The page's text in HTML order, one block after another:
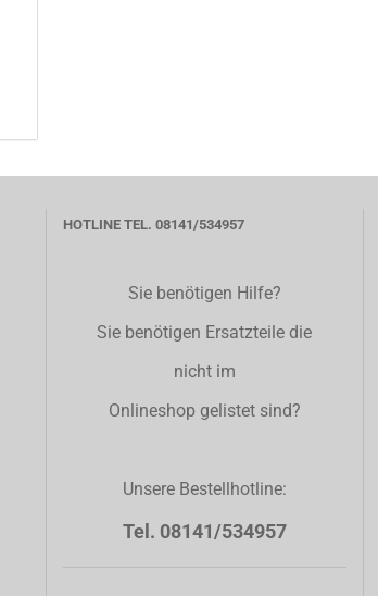
HOTLINE TEL. 08141/534957
Sie benötigen Hilfe?
Sie benötigen Ersatzteile die
nicht im
Onlineshop gelistet sind?
Unsere Bestellhotline:
Tel. 08141/534957